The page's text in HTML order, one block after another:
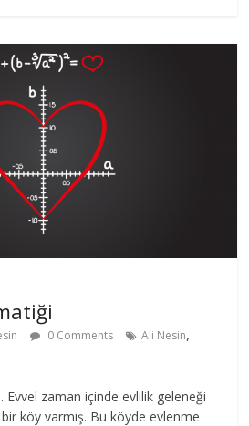
0 Comments Ali Nesin,
zaman içinde evlilik geleneği
köy varmış. Bu köyde evlenme